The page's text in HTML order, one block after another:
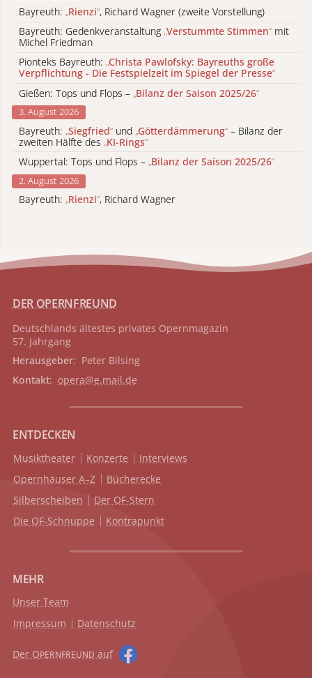
Bayreuth: „Rienzi“, Richard Wagner (zweite Vorstellung)
Bayreuth: Gedenkveranstaltung „Verstummte Stimmen“ mit
Michel Friedman
Pionteks Bayreuth: „Christa Pawlofsky: Bayreuths große
Verpflichtung - Die Festspielzeit im Spiegel der Presse“
Gießen: Tops und Flops – „Bilanz der Saison 2025/26“
3. August 2026
Bayreuth: „Siegfried“ und „Götterdämmerung“ – Bilanz der
zweiten Hälfte des „KI-Rings“
Wuppertal: Tops und Flops – „Bilanz der Saison 2025/26“
2. August 2026
Bayreuth: „Rienzi“, Richard Wagner
DER OPERNFREUND
Deutschlands ältestes privates Opernmagazin
57. Jahrgang
Herausgeber: Peter Bilsing
Kontakt: opera@e.mail.de
ENTDECKEN
Musiktheater Konzerte
Interviews
Opernhäuser A–Z
Bücherecke
Silberscheiben
Der OF-Stern
Die OF-Schnuppe
Kontrapunkt
MEHR
Unser Team
Impressum
Datenschutz
Der OPERNFREUND auf